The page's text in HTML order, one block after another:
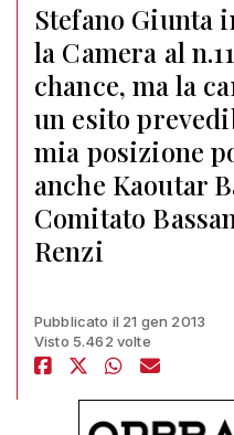
Stefano Giunta
la Camera al
chance, ma la
un esito
mia posizione
anche Kaoutar
Comitato
Renzi
Pubblicato il 21 gen 2013
Visto 5.462 volte